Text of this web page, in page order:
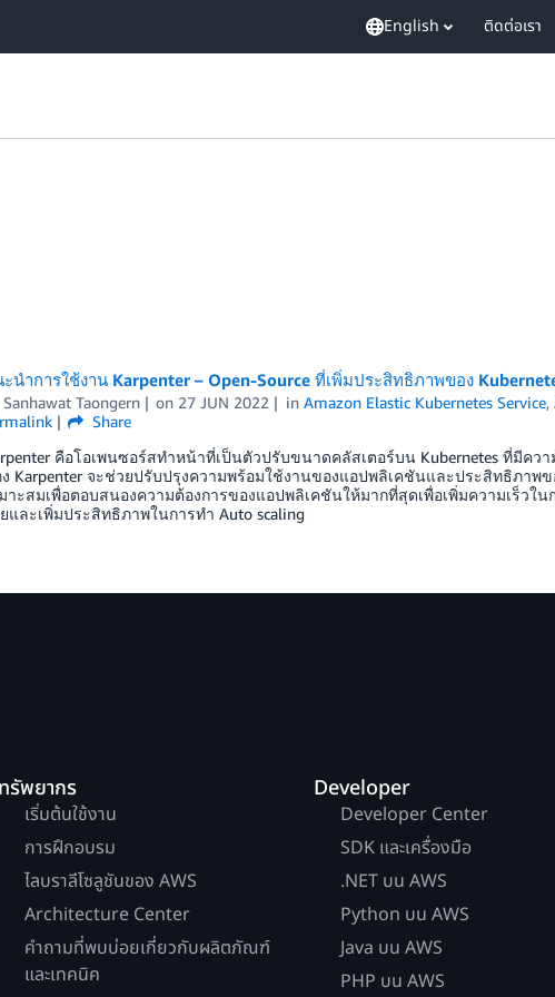
English ติดต่อเรา
นำการใช้งาน Karpenter – Open-Source ที่เพิ่มประสิทธิภาพของ
Sanhawat Taongern on 27 JUN 2022 inAmazon Elastic Kubernetes Service,
Share
คือโอเพนซอร์สทำหน้าที่เป็นตัวปรับขนาดคลัสเตอร์บน Kubernetes ที่มีค
Karpenter จะช่วยปรับปรุงความพร้อมใช้งานของแอปพลิเคชันและประสิทธิภาพ
าะสมเพื่อตอบสนองความต้องการของแอปพลิเคชันให้มากที่สุดเพื่อเพิ่มความเร็วใ
และเพิ่มประสิทธิภาพในการทำ Auto scaling
ทรัพยากร
เริ่มต้นใช้งาน
การฝึกอบรม
ไลบราลีโซลูชันของ AWS
Architecture Center
คำถามที่พบบ่อยเกี่ยวกับผลิตภัณฑ์
และเทคนิค
Developer
Developer Center
SDK และเครื่องมือ
.NET บน AWS
Python บน AWS
Java บน AWS
PHP บน AWS